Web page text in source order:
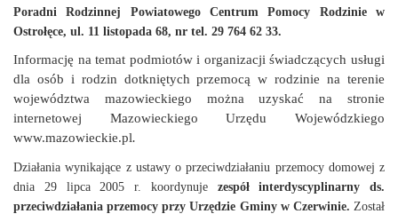
Poradni Rodzinnej Powiatowego Centrum Pomocy Rodzinie w
Ostrołęce, ul. 11 listopada 68, nr tel. 29 764 62 33.
Informację na temat podmiotów i organizacji świadczących usługi
dla osób i rodzin dotkniętych przemocą w rodzinie na terenie
województwa mazowieckiego można uzyskać na stronie
internetowej Mazowieckiego Urzędu Wojewódzkiego
www.mazowieckie.pl.
Działania wynikające z ustawy o przeciwdziałaniu przemocy domowej z
dnia 29 lipca 2005 r. koordynuje zespół interdyscyplinarny ds.
przeciwdziałania przemocy przy Urzędzie Gminy w Czerwinie. Został